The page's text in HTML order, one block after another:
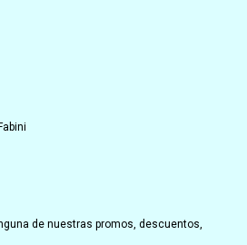
de nuestras promos, descuentos,